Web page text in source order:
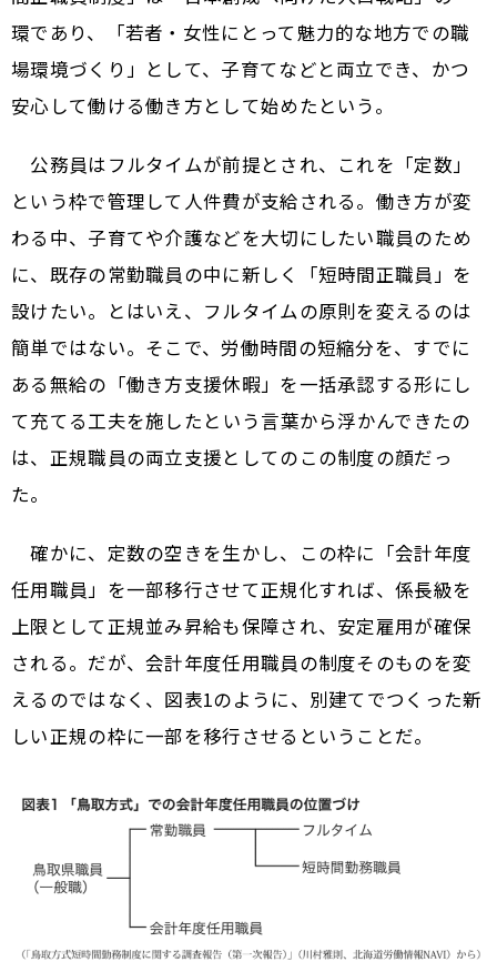
環であり、「若者・女性にとって魅力的な地方での職
場環境づくり」として、子育てなどと両立でき、かつ
安心して働ける働き方として始めたという。
公務員はフルタイムが前提とされ、これを「定数」
という枠で管理して人件費が支給される。働き方が変
わる中、子育てや介護などを大切にしたい職員のため
に、既存の常勤職員の中に新しく「短時間正職員」を
設けたい。とはいえ、フルタイムの原則を変えるのは
簡単ではない。そこで、労働時間の短縮分を、すでに
ある無給の「働き方支援休暇」を一括承認する形にし
て充てる工夫を施した――という言葉から浮かんできたの
は、正規職員の両立支援としてのこの制度の顔だっ
た。
確かに、定数の空きを生かし、この枠に「会計年度
任用職員」を一部移行させて正規化すれば、係長級を
上限として正規並み昇給も保障され、安定雇用が確保
される。だが、会計年度任用職員の制度そのものを変
えるのではなく、図表1のように、別建てでつくった新
しい正規の枠に一部を移行させるということだ。